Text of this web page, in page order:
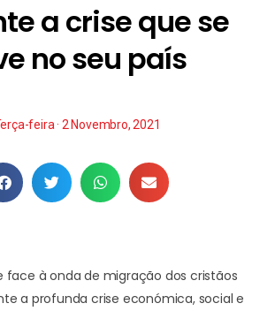
a crise que se
no seu país
feira · 2 Novembro, 2021
face à onda de migração dos cristãos
a profunda crise económica, social e